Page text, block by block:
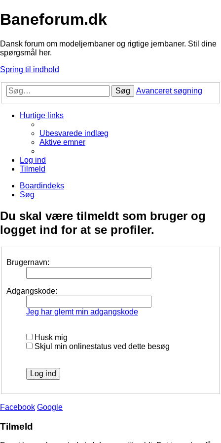
Baneforum.dk
Dansk forum om modeljernbaner og rigtige jernbaner. Stil dine
spørgsmål her.
Spring til indhold
Søg Avanceret søgning
Hurtige links
Ubesvarede indlæg
Aktive emner
Log ind
Tilmeld
Boardindeks
Søg
Du skal være tilmeldt som bruger og
logget ind for at se profiler.
Brugernavn:
Adgangskode:
Jeg har glemt min adgangskode
Husk mig
Skjul min onlinestatus ved dette besøg
Facebook Google
Tilmeld